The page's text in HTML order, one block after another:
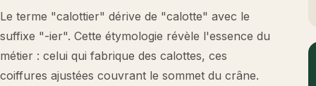
Le terme "calottier" dérive de "calotte" avec le
suffixe "-ier". Cette étymologie révèle l'essence du
métier : celui qui fabrique des calottes, ces
coiffures ajustées couvrant le sommet du crâne.